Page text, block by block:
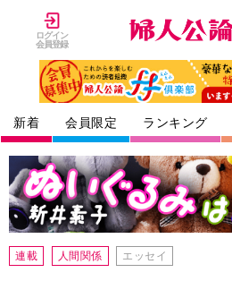
ログイン
会員登録
新着 会員限定 ランキング
連載 人間関係 エッセイ